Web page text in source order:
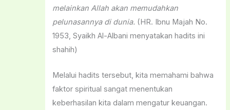
melainkan Allah akan memudahkan
pelunasannya di dunia. (HR. Ibnu Majah No.
1953, Syaikh Al-Albani menyatakan hadits ini
shahih)
Melalui hadits tersebut, kita memahami bahwa
faktor spiritual sangat menentukan
keberhasilan kita dalam mengatur keuangan.